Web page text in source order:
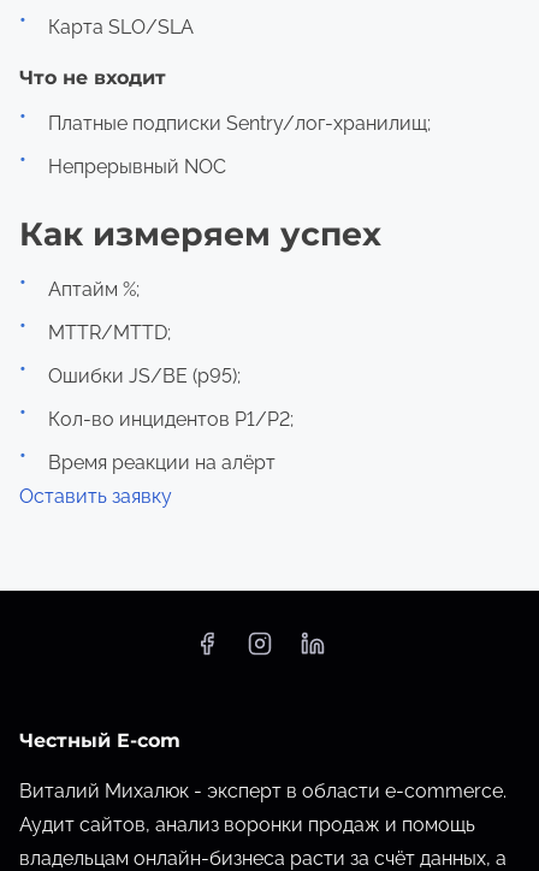
Карта SLO/SLA
Что не входит
Платные подписки Sentry/лог-хранилищ;
Непрерывный NOC
Как измеряем успех
Аптайм %;
MTTR/MTTD;
Ошибки JS/BE (p95);
Кол-во инцидентов P1/P2;
Время реакции на алёрт
Оставить заявку
Честный E-com
Виталий Михалюк - эксперт в области e-commerce.
Аудит сайтов, анализ воронки продаж и помощь
владельцам онлайн-бизнеса расти за счёт данных, а